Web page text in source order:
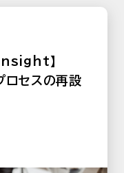
】
ロセスの再設